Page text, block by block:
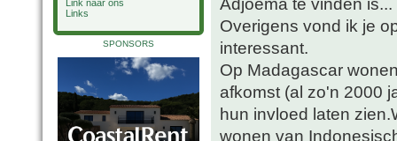
Link naar ons
Links
SPONSORS
Overigens vond ik je
interessant.
Op Madagascar
afkomst (al zo'n 2000
hun invloed laten
wonen van